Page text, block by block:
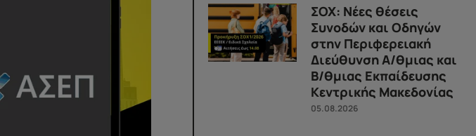
ΣΟΧ: Νέες θέσεις
Συνοδών και Οδηγών
στην Περιφερειακή
Διεύθυνση Α/θμιας και
Β/θμιας Εκπαίδευσης
Κεντρικής Μακεδονίας
05.08.2026